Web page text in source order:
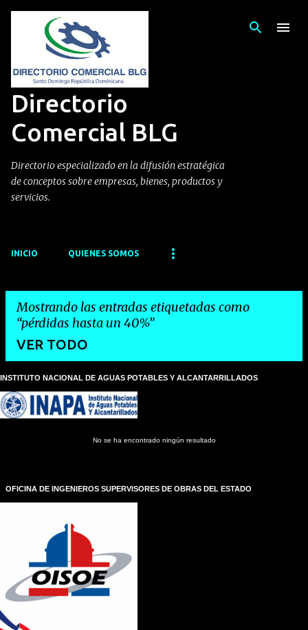
Directorio
Comercial BLG
Directorio especializado en la difusión estratégica
de conceptos sobre empresas, bienes, productos y
servicios.
INICIO QUIENES SOMOS
Mostrando las entradas etiquetadas como
pérdidas hasta un 40%
VER TODO
n
t
r
INSTITUTO NACIONAL DE AGUAS POTABLES Y ALCANTARRILLADOS
No se ha encontrado ningún resultado
OFICINA DE INGENIEROS SUPERVISORES DE OBRAS DEL ESTADO